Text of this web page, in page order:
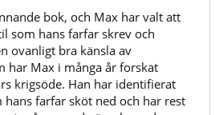
bok, och Max har valt att
som hans farfar skrev och
ovanligt bra känsla av
har Max i många år forskat
krigsöde. Han har identifierat
farfar sköt ned och har rest